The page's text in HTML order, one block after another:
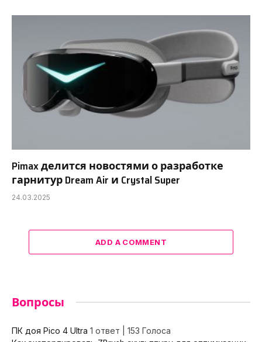
Pimax делится новостями о разработке
гарнитур Dream Air и Crystal Super
24.03.2025
ADD A COMMENT
Вопросы
ПК доя Pico 4 Ultra 1 ответ
153 Голоса